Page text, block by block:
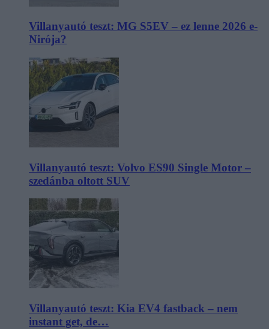
Villanyautó teszt: MG S5EV – ez lenne 2026 e-
Nirója?
Villanyautó teszt: Volvo ES90 Single Motor –
szedánba oltott SUV
Villanyautó teszt: Kia EV4 fastback – nem
instant get, de…